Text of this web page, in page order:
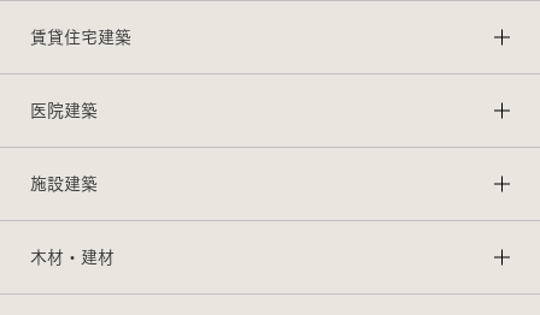
賃貸住宅建築
医院建築
施設建築
木材・建材